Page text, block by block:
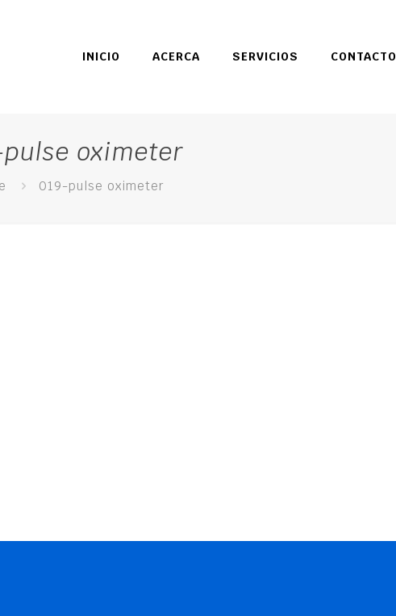
INICIO ACERCA SERVICIOS CONTACTO
oximeter
019-pulse oximeter